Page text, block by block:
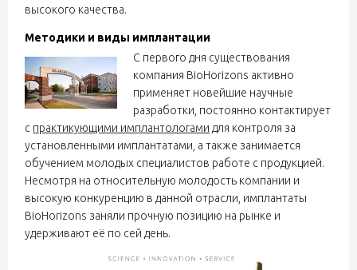
высокого качества.
Методики и виды имплантации
С первого дня существования
компания BioHorizons активно
применяет новейшие научные
разработки, постоянно контактирует
с практикующими имплантологами для контроля за
установленными имплантатами, а также занимается
обучением молодых специалистов работе с продукцией.
Несмотря на относительную молодость компании и
высокую конкуренцию в данной отрасли, имплантаты
BioHorizons заняли прочную позицию на рынке и
удерживают её по сей день.